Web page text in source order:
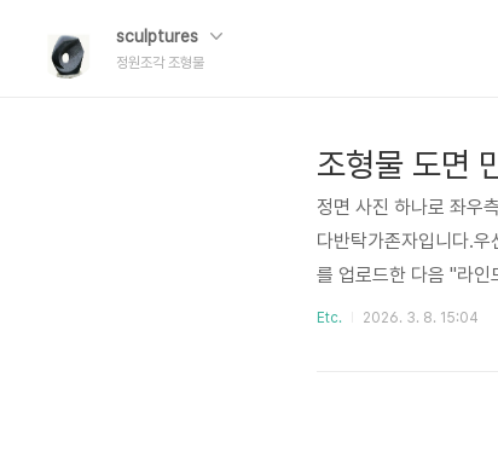
sculptures
정원조각 조형물
조형물 도면
정면 사진 하나로 좌우
다반탁가존자입니다.
를 업로드한 다음 "라인
로 라인드로잉 스타일
면 사진을 찍어서 업
Etc. 2026. 3. 8. 15:04